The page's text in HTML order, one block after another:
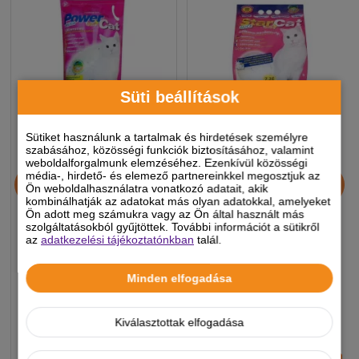
Süti beállítások
Sütiket használunk a tartalmak és hirdetések személyre
szabásához, közösségi funkciók biztosításához, valamint
weboldalforgalmunk elemzéséhez. Ezenkívül közösségi
média-, hirdető- és elemező partnereinkkel megosztjuk az
Ön weboldalhasználatra vonatkozó adatait, akik
kombinálhatják az adatokat más olyan adatokkal, amelyeket
Ön adott meg számukra vagy az Ön által használt más
szolgáltatásokból gyűjtöttek. További információt a sütikről
azadatkezelési tájékoztatónkban talál.
Minden elfogadása
Kiválasztottak elfogadása
PowerCat szilika gél alapú
macskaalom, illatmentes,
3.8L
1 999 Ft
-5%
Készleten, várható szállítás 1-3
StarCat szilika gél alapú
macskaalom, illatmentes
7,2l
-5%
Készleten, várható szállítás 1-3
munkanap